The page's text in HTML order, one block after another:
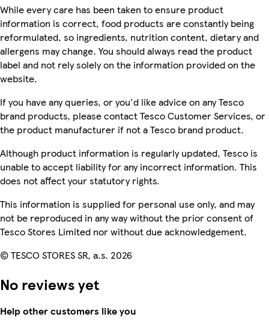
While every care has been taken to ensure product
information is correct, food products are constantly being
reformulated, so ingredients, nutrition content, dietary and
allergens may change. You should always read the product
label and not rely solely on the information provided on the
website.
If you have any queries, or you'd like advice on any Tesco
brand products, please contact Tesco Customer Services, or
the product manufacturer if not a Tesco brand product.
Although product information is regularly updated, Tesco is
unable to accept liability for any incorrect information. This
does not affect your statutory rights.
This information is supplied for personal use only, and may
not be reproduced in any way without the prior consent of
Tesco Stores Limited nor without due acknowledgement.
© TESCO STORES SR, a.s. 2026
No reviews yet
Help other customers like you